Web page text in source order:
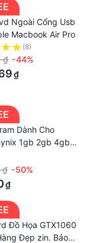
Ngoài Cổng Usb
Macbook Air Pro
(8)
₫ -44%
₫
Dành Cho
1gb 2gb 4gb
₫ -50%
₫
Đồ Họa GTX1060
Đẹp zin. Bảo